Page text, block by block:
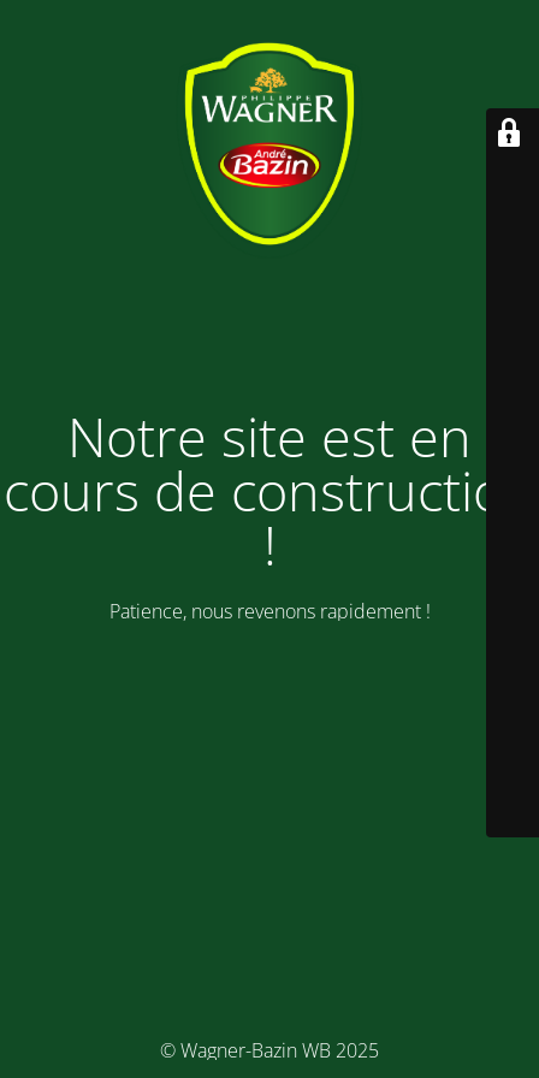
Notre site est en
cours de construction
!
Patience, nous revenons rapidement !
© Wagner-Bazin WB 2025